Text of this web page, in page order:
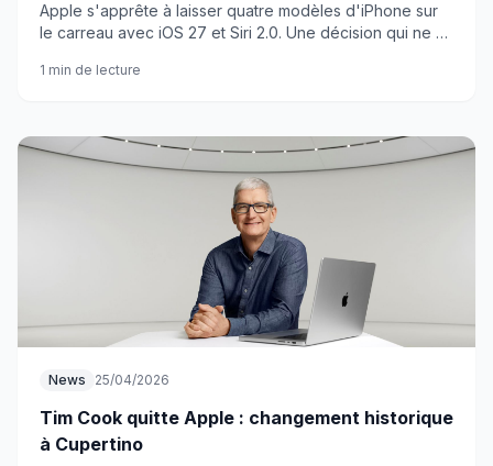
Apple s'apprête à laisser quatre modèles d'iPhone sur
le carreau avec iOS 27 et Siri 2.0. Une décision qui ne va
1 min de lecture
News 25/04/2026
Tim Cook quitte Apple : changement historique
à Cupertino